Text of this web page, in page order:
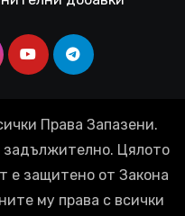
Права Запазени.
задължително. Цялото
е защитено от Закона
му права с всички